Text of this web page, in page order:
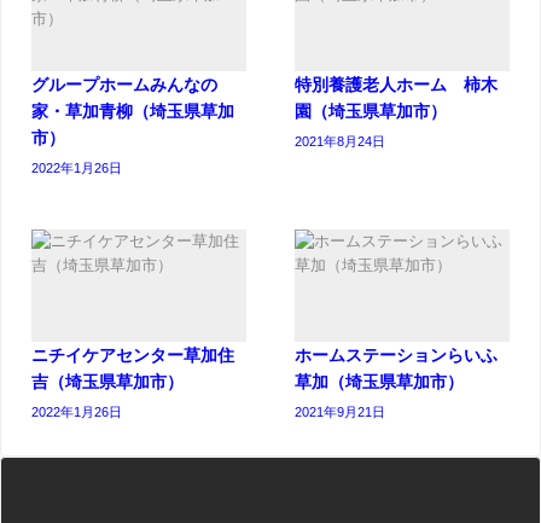
グループホームみんなの
家・草加青柳（埼玉県草加
市）
2022年1月26日
特別養護老人ホーム 柿木
園（埼玉県草加市）
2021年8月24日
ニチイケアセンター草加住
吉（埼玉県草加市）
2022年1月26日
ホームステーションらいふ
草加（埼玉県草加市）
2021年9月21日